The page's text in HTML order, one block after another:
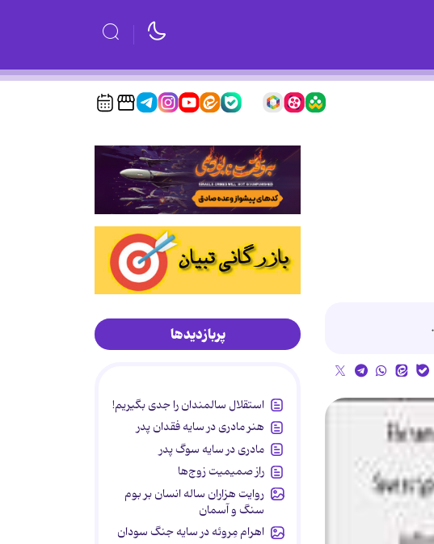
پربازدیدها
استقلال سالمندان را جدی بگیریم!
هنر مادری در سایه‌ فقدان پدر
مادری در سایه سوگ پدر
راز صمیمیت زوج‌ها
روایت هزاران ساله انسان بر بوم
سنگ و آسمان
اهرام مِروئه در سایه جنگ سودان